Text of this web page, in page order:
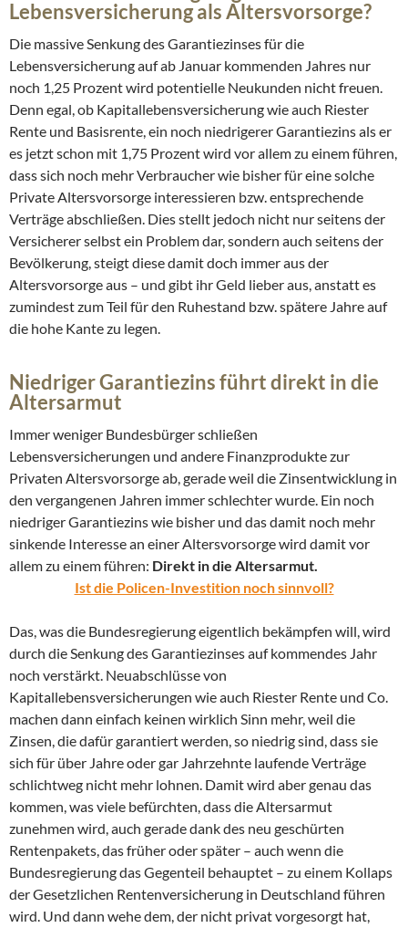
Lebensversicherung als Altersvorsorge?
Die massive Senkung des Garantiezinses für die
Lebensversicherung auf ab Januar kommenden Jahres nur
noch 1,25 Prozent wird potentielle Neukunden nicht freuen.
Denn egal, ob Kapitallebensversicherung wie auch Riester
Rente und Basisrente, ein noch niedrigerer Garantiezins als er
es jetzt schon mit 1,75 Prozent wird vor allem zu einem führen,
dass sich noch mehr Verbraucher wie bisher für eine solche
Private Altersvorsorge interessieren bzw. entsprechende
Verträge abschließen. Dies stellt jedoch nicht nur seitens der
Versicherer selbst ein Problem dar, sondern auch seitens der
Bevölkerung, steigt diese damit doch immer aus der
Altersvorsorge aus – und gibt ihr Geld lieber aus, anstatt es
zumindest zum Teil für den Ruhestand bzw. spätere Jahre auf
die hohe Kante zu legen.
Niedriger Garantiezins führt direkt in die
Altersarmut
Immer weniger Bundesbürger schließen
Lebensversicherungen und andere Finanzprodukte zur
Privaten Altersvorsorge ab, gerade weil die Zinsentwicklung in
den vergangenen Jahren immer schlechter wurde. Ein noch
niedriger Garantiezins wie bisher und das damit noch mehr
sinkende Interesse an einer Altersvorsorge wird damit vor
allem zu einem führen: Direkt in die Altersarmut.
Ist die Policen-Investition noch sinnvoll?
Das, was die Bundesregierung eigentlich bekämpfen will, wird
durch die Senkung des Garantiezinses auf kommendes Jahr
noch verstärkt. Neuabschlüsse von
Kapitallebensversicherungen wie auch Riester Rente und Co.
machen dann einfach keinen wirklich Sinn mehr, weil die
Zinsen, die dafür garantiert werden, so niedrig sind, dass sie
sich für über Jahre oder gar Jahrzehnte laufende Verträge
schlichtweg nicht mehr lohnen. Damit wird aber genau das
kommen, was viele befürchten, dass die Altersarmut
zunehmen wird, auch gerade dank des neu geschürten
Rentenpakets, das früher oder später – auch wenn die
Bundesregierung das Gegenteil behauptet – zu einem Kollaps
der Gesetzlichen Rentenversicherung in Deutschland führen
wird. Und dann wehe dem, der nicht privat vorgesorgt hat,